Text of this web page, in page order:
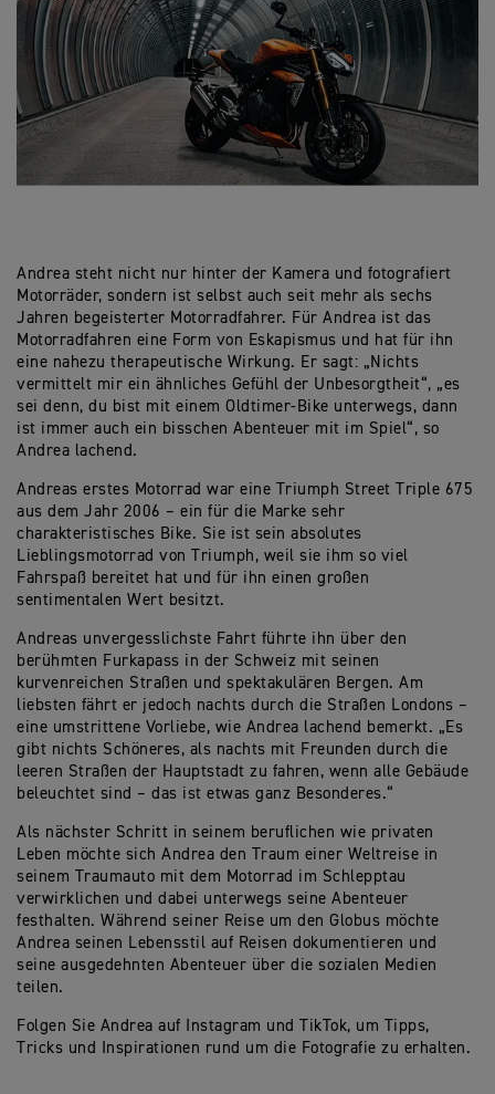
Andrea steht nicht nur hinter der Kamera und fotografiert
Motorräder, sondern ist selbst auch seit mehr als sechs
Jahren begeisterter Motorradfahrer. Für Andrea ist das
Motorradfahren eine Form von Eskapismus und hat für ihn
eine nahezu therapeutische Wirkung. Er sagt: „Nichts
vermittelt mir ein ähnliches Gefühl der Unbesorgtheit“, „es
sei denn, du bist mit einem Oldtimer-Bike unterwegs, dann
ist immer auch ein bisschen Abenteuer mit im Spiel“, so
Andrea lachend.
Andreas erstes Motorrad war eine Triumph Street Triple 675
aus dem Jahr 2006 – ein für die Marke sehr
charakteristisches Bike. Sie ist sein absolutes
Lieblingsmotorrad von Triumph, weil sie ihm so viel
Fahrspaß bereitet hat und für ihn einen großen
sentimentalen Wert besitzt.
Andreas unvergesslichste Fahrt führte ihn über den
berühmten Furkapass in der Schweiz mit seinen
kurvenreichen Straßen und spektakulären Bergen. Am
liebsten fährt er jedoch nachts durch die Straßen Londons –
eine umstrittene Vorliebe, wie Andrea lachend bemerkt. „Es
gibt nichts Schöneres, als nachts mit Freunden durch die
leeren Straßen der Hauptstadt zu fahren, wenn alle Gebäude
beleuchtet sind – das ist etwas ganz Besonderes.“
Als nächster Schritt in seinem beruflichen wie privaten
Leben möchte sich Andrea den Traum einer Weltreise in
seinem Traumauto mit dem Motorrad im Schlepptau
verwirklichen und dabei unterwegs seine Abenteuer
festhalten. Während seiner Reise um den Globus möchte
Andrea seinen Lebensstil auf Reisen dokumentieren und
seine ausgedehnten Abenteuer über die sozialen Medien
teilen.
Folgen Sie Andrea auf Instagram und TikTok, um Tipps,
Tricks und Inspirationen rund um die Fotografie zu erhalten.